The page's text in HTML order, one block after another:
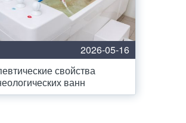
2026-05-16
свойства
ванн